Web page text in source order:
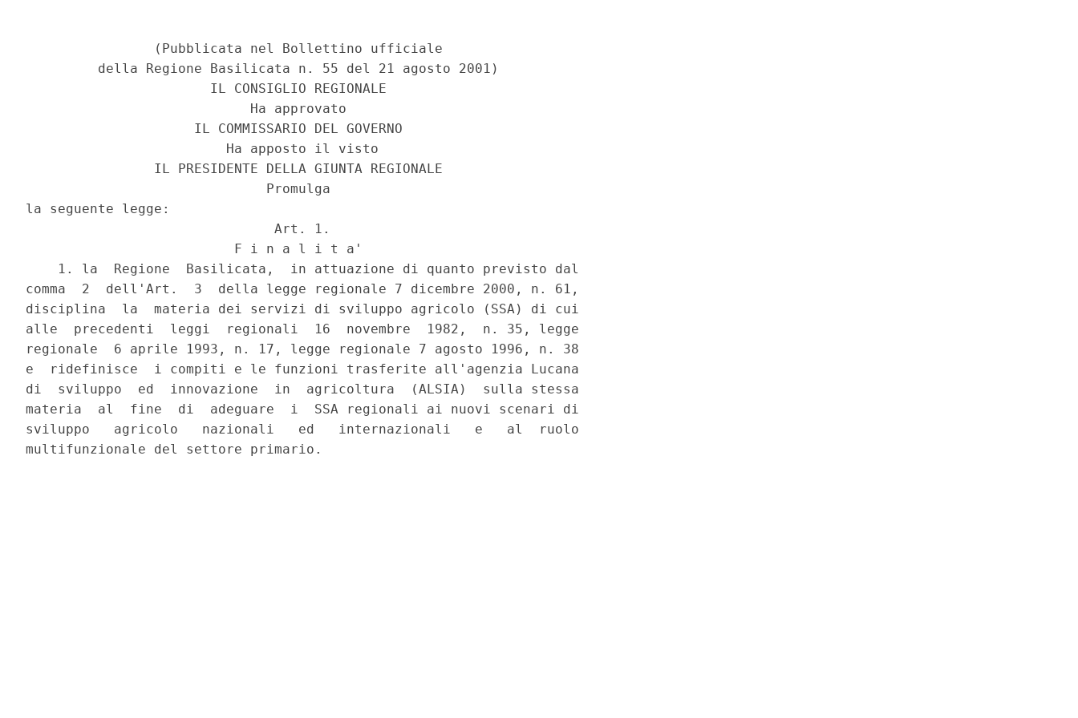
                (Pubblicata nel Bollettino ufficiale
         della Regione Basilicata n. 55 del 21 agosto 2001)
                       IL CONSIGLIO REGIONALE
                            Ha approvato
                     IL COMMISSARIO DEL GOVERNO
                         Ha apposto il visto
                IL PRESIDENTE DELLA GIUNTA REGIONALE
                              Promulga
la seguente legge:
                               Art. 1.
                          F i n a l i t a'
    1. la  Regione  Basilicata,  in attuazione di quanto previsto dal
comma  2  dell'Art.  3  della legge regionale 7 dicembre 2000, n. 61,
disciplina  la  materia dei servizi di sviluppo agricolo (SSA) di cui
alle  precedenti  leggi  regionali  16  novembre  1982,  n. 35, legge
regionale  6 aprile 1993, n. 17, legge regionale 7 agosto 1996, n. 38
e  ridefinisce  i compiti e le funzioni trasferite all'agenzia Lucana
di  sviluppo  ed  innovazione  in  agricoltura  (ALSIA)  sulla stessa
materia  al  fine  di  adeguare  i  SSA regionali ai nuovi scenari di
sviluppo   agricolo   nazionali   ed   internazionali   e   al  ruolo